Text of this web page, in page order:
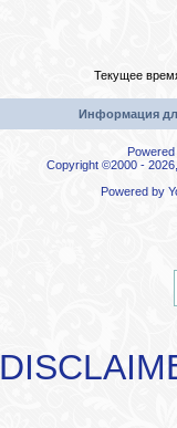
Текущее
Информация
Copyright ©2000 -
Powered by